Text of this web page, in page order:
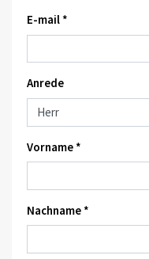
E-mail *
Anrede
Vorname *
Nachname *